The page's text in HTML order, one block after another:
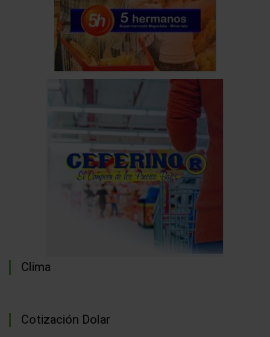
Clima
Cotización Dolar